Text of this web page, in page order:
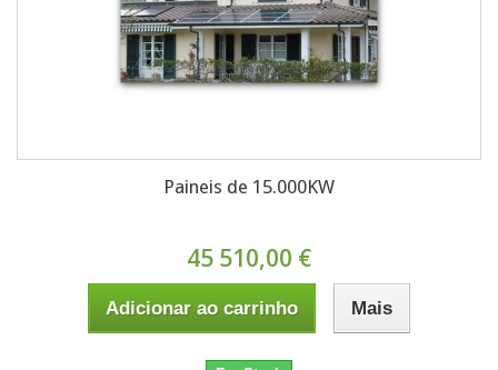
Paineis de 15.000KW
45 510,00 €
Adicionar ao carrinho Mais